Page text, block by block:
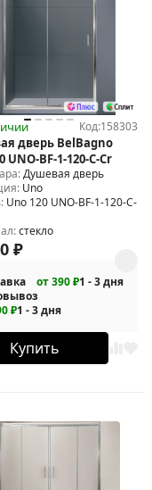
Код:158303
дверь BelBagno
UNO-BF-1-120-C-Cr
Душевая дверь
Uno
Uno 120 UNO-BF-1-120-C-
стекло
₽
от 390 ₽1 - 3 дня
₽1 - 3 дня
Купить